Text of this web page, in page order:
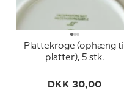
Plattekroge (ophæng til
platter), 5 stk.
DKK 30,00